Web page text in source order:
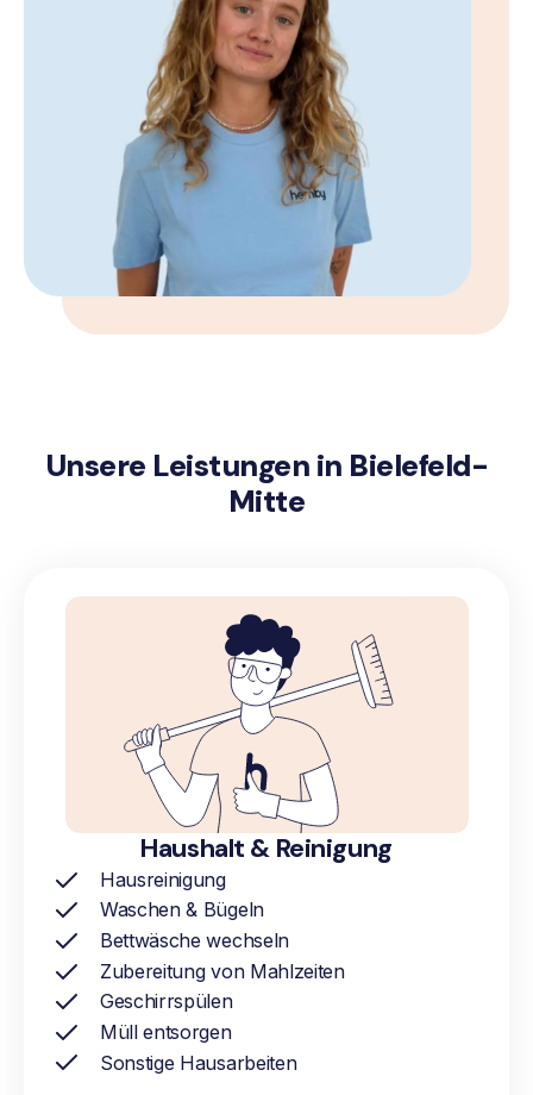
Unsere Leistungen in Bielefeld-
Mitte
Haushalt & Reinigung
Hausreinigung
Waschen & Bügeln
Bettwäsche wechseln
Zubereitung von Mahlzeiten
Geschirrspülen
Müll entsorgen
Sonstige Hausarbeiten